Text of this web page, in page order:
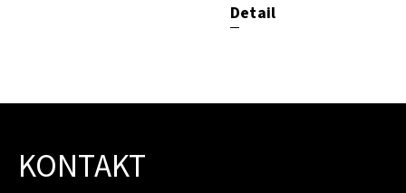
Detail
KONTAKT